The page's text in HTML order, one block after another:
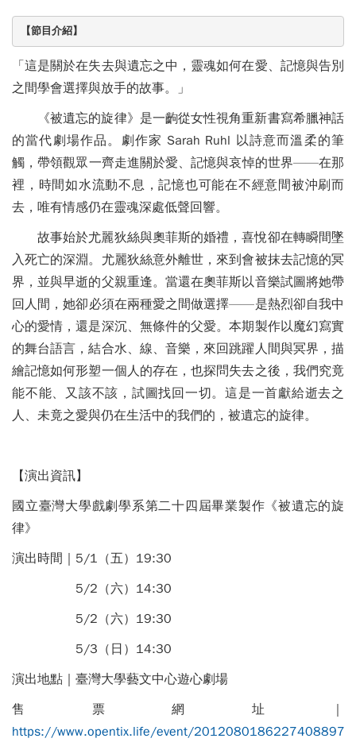
【節目介紹】
「這是關於在失去與遺忘之中，靈魂如何在愛、記憶與告別
之間學會選擇與放手的故事。」
《被遺忘的旋律》是一齣從女性視角重新書寫希臘神話
的當代劇場作品。劇作家 Sarah Ruhl 以詩意而溫柔的筆
觸，帶領觀眾一齊走進關於愛、記憶與哀悼的世界——在那
裡，時間如水流動不息，記憶也可能在不經意間被沖刷而
去，唯有情感仍在靈魂深處低聲回響。
故事始於尤麗狄絲與奧菲斯的婚禮，喜悅卻在轉瞬間墜
入死亡的深淵。尤麗狄絲意外離世，來到會被抹去記憶的冥
界，並與早逝的父親重逢。當還在奧菲斯以音樂試圖將她帶
回人間，她卻必須在兩種愛之間做選擇——是熱烈卻自我中
心的愛情，還是深沉、無條件的父愛。本期製作以魔幻寫實
的舞台語言，結合水、線、音樂，來回跳躍人間與冥界，描
繪記憶如何形塑一個人的存在，也探問失去之後，我們究竟
能不能、又該不該，試圖找回一切。這是一首獻給逝去之
人、未竟之愛與仍在生活中的我們的，被遺忘的旋律。
【演出資訊】
國立臺灣大學戲劇學系第二十四屆畢業製作《被遺忘的旋
律》
演出時間｜5/1（五）19:30
5/2（六）14:30
5/2（六）19:30
5/3（日）14:30
演出地點｜臺灣大學藝文中心遊心劇場
售票網址｜
https://www.opentix.life/event/2012080186227408897